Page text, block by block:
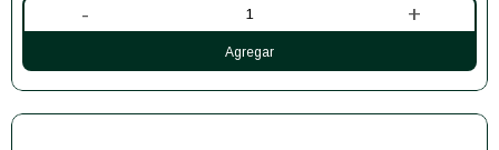
- +